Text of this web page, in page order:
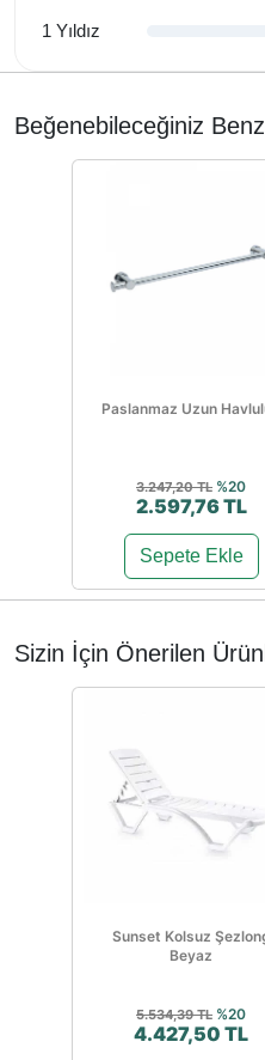
1 Yıldız
Beğenebileceğiniz
Paslanmaz Uzun
3.247,20 TL %20
2.597,76 TL
Sepete Ekle
Sizin İçin Önerilen
Sunset Kolsuz
Beyaz
5.534,39 TL %20
4.427,50 TL